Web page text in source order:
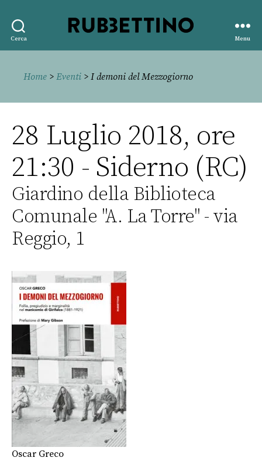
Cerca
editore
Menu
Home > Eventi > I demoni del Mezzogiorno
28 Luglio 2018, ore
21:30 - Siderno (RC)
Giardino della Biblioteca
Comunale "A. La Torre" - via
Reggio, 1
Oscar Greco